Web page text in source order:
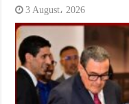
3 August، 2026